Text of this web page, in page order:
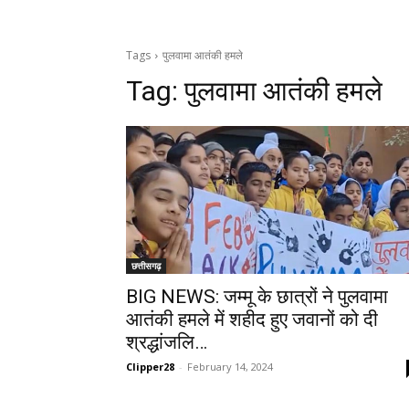
Tags पुलवामा आतंकी हमले
Tag:पुलवामा आतंकी हमले
छत्तीसगढ़
BIG NEWS: जम्मू के छात्रों ने पुलवामा
आतंकी हमले में शहीद हुए जवानों को दी
श्रद्धांजलि…
Clipper28 - February 14, 2024